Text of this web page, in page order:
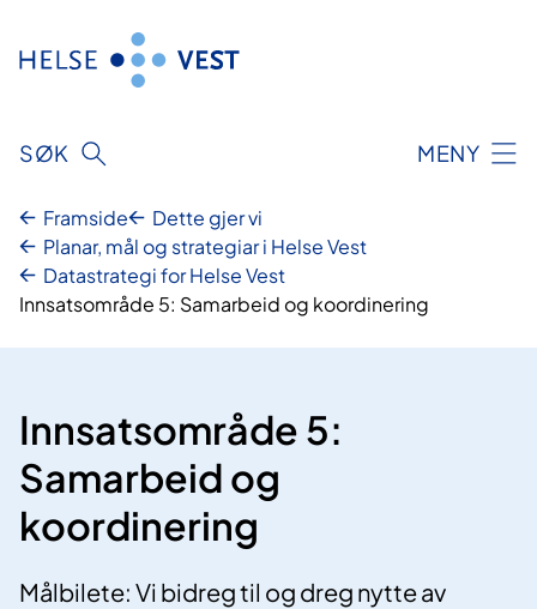
innhald
SØK MENY
Framside
Dette gjer vi
Planar, mål og strategiar i Helse Vest
Datastrategi for Helse Vest
Innsatsområde 5: Samarbeid og koordinering
Innsatsområde 5:
Samarbeid og
koordinering
Målbilete: Vi bidreg til og dreg nytte av